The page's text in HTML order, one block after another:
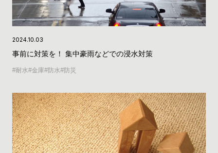
2024.10.03
事前に対策を！ 集中豪雨などでの浸水対策
耐水 金庫 防水 防災